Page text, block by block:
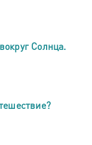
Солнца.